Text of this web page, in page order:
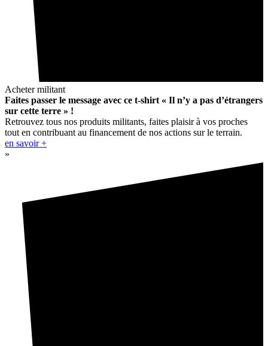
Acheter militant
Faites passer le message avec ce t-shirt « Il n’y a pas d’étrangers
sur cette terre » !
Retrouvez tous nos produits militants, faites plaisir à vos proches
tout en contribuant au financement de nos actions sur le terrain.
en savoir +
»